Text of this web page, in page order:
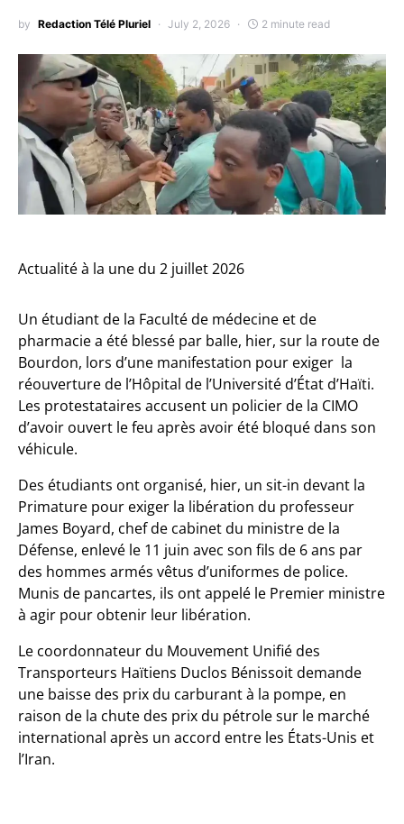
by Redaction Télé Pluriel July 2, 2026 2 minute read
Actualité à la une du 2 juillet 2026
Un étudiant de la Faculté de médecine et de
pharmacie a été blessé par balle, hier, sur la route de
Bourdon, lors d’une manifestation pour exiger la
réouverture de l’Hôpital de l’Université d’État d’Haïti.
Les protestataires accusent un policier de la CIMO
d’avoir ouvert le feu après avoir été bloqué dans son
véhicule.
Des étudiants ont organisé, hier, un sit-in devant la
Primature pour exiger la libération du professeur
James Boyard, chef de cabinet du ministre de la
Défense, enlevé le 11 juin avec son fils de 6 ans par
des hommes armés vêtus d’uniformes de police.
Munis de pancartes, ils ont appelé le Premier ministre
à agir pour obtenir leur libération.
Le coordonnateur du Mouvement Unifié des
Transporteurs Haïtiens Duclos Bénissoit demande
une baisse des prix du carburant à la pompe, en
raison de la chute des prix du pétrole sur le marché
international après un accord entre les États-Unis et
l’Iran.